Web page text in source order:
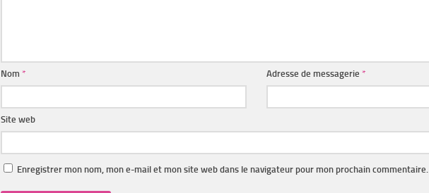
Nom * Adresse de messagerie*
Site web
Enregistrer mon nom, mon e-mail et mon site web dans le navigateur pour mon prochain commentaire.